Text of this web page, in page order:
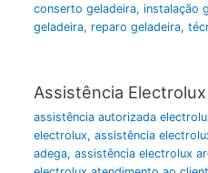
conserto geladeira, instalação
geladeira, reparo geladeira,
Assistência Electrolux
assistência autorizada
electrolux, assistência
adega, assistência electrolux